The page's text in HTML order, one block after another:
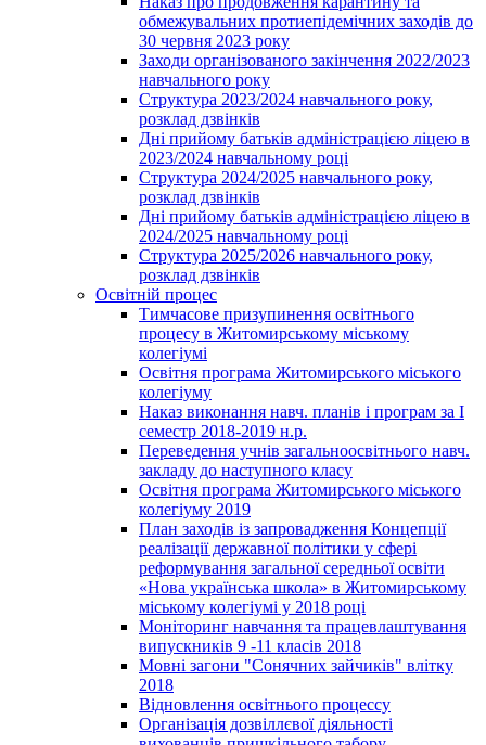
обмежувальних протиепідемічних заходів до
30 червня 2023 року
Заходи організованого закінчення 2022/2023
навчального року
Структура 2023/2024 навчального року,
розклад дзвінків
Дні прийому батьків адміністрацією ліцею в
2023/2024 навчальному році
Структура 2024/2025 навчального року,
розклад дзвінків
Дні прийому батьків адміністрацією ліцею в
2024/2025 навчальному році
Структура 2025/2026 навчального року,
розклад дзвінків
Освітній процес
Тимчасове призупинення освітнього
процесу в Житомирському міському
колегіумі
Освітня програма Житомирського міського
колегіуму
Наказ виконання навч. планів і програм за І
семестр 2018-2019 н.р.
Переведення учнів загальноосвітнього навч.
закладу до наступного класу
Освітня програма Житомирського міського
колегіуму 2019
План заходів із запровадження Концепції
реалізації державної політики у сфері
реформування загальної середньої освіти
«Нова українська школа» в Житомирському
міському колегіумі у 2018 році
Моніторинг навчання та працевлаштування
випускників 9 -11 класів 2018
Мовні загони "Сонячних зайчиків" влітку
2018
Відновлення освітнього процессу
Організація дозвіллєвої діяльності